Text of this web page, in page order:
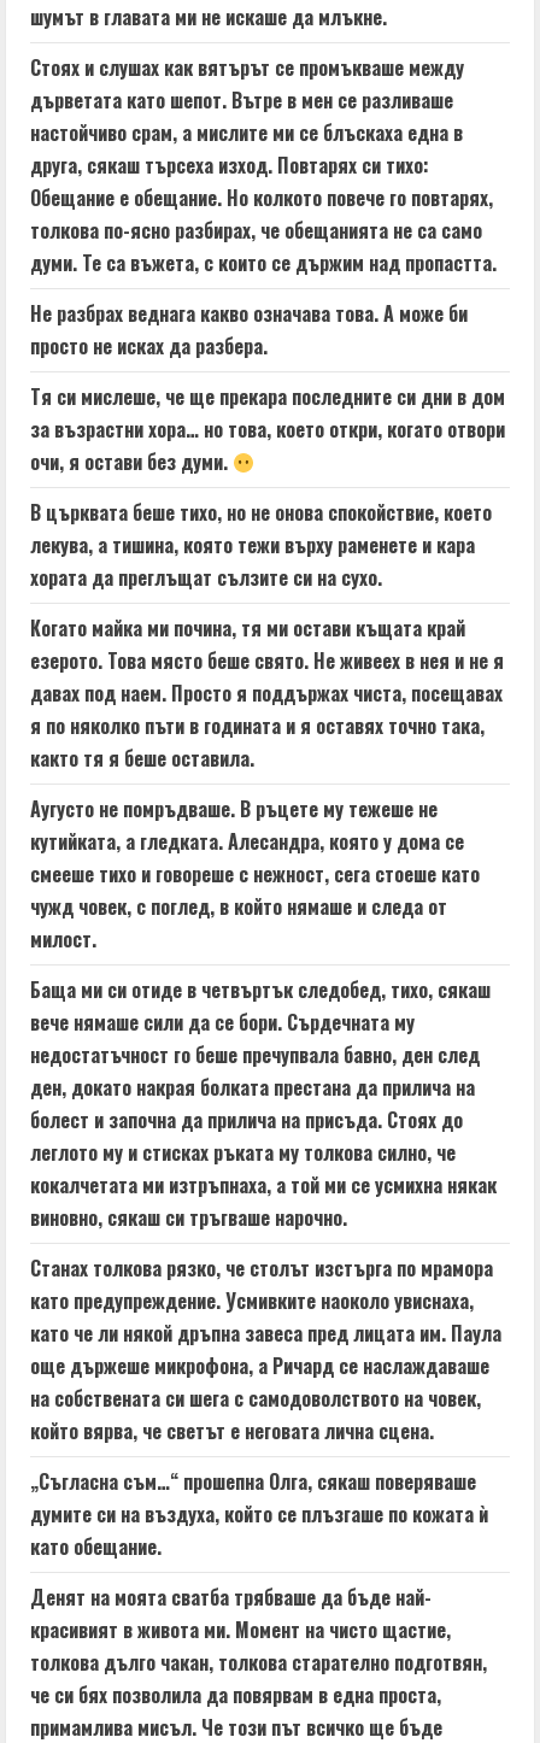
шумът в главата ми не искаше да млъкне.
Стоях и слушах как вятърът се промъкваше между
дърветата като шепот. Вътре в мен се разливаше
настойчиво срам, а мислите ми се блъскаха една в
друга, сякаш търсеха изход. Повтарях си тихо:
Обещание е обещание. Но колкото повече го повтарях,
толкова по-ясно разбирах, че обещанията не са само
думи. Те са въжета, с които се държим над пропастта.
Не разбрах веднага какво означава това. А може би
просто не исках да разбера.
Тя си мислеше, че ще прекара последните си дни в дом
за възрастни хора… но това, което откри, когато отвори
очи, я остави без думи.
В църквата беше тихо, но не онова спокойствие, което
лекува, а тишина, която тежи върху раменете и кара
хората да преглъщат сълзите си на сухо.
Когато майка ми почина, тя ми остави къщата край
езерото. Това място беше свято. Не живеех в нея и не я
давах под наем. Просто я поддържах чиста, посещавах
я по няколко пъти в годината и я оставях точно така,
както тя я беше оставила.
Аугусто не помръдваше. В ръцете му тежеше не
кутийката, а гледката. Алесандра, която у дома се
смееше тихо и говореше с нежност, сега стоеше като
чужд човек, с поглед, в който нямаше и следа от
милост.
Баща ми си отиде в четвъртък следобед, тихо, сякаш
вече нямаше сили да се бори. Сърдечната му
недостатъчност го беше пречупвала бавно, ден след
ден, докато накрая болката престана да прилича на
болест и започна да прилича на присъда. Стоях до
леглото му и стисках ръката му толкова силно, че
кокалчетата ми изтръпнаха, а той ми се усмихна някак
виновно, сякаш си тръгваше нарочно.
Станах толкова рязко, че столът изстърга по мрамора
като предупреждение. Усмивките наоколо увиснаха,
като че ли някой дръпна завеса пред лицата им. Паула
още държеше микрофона, а Ричард се наслаждаваше
на собствената си шега с самодоволството на човек,
който вярва, че светът е неговата лична сцена.
„Съгласна съм…“ прошепна Олга, сякаш поверяваше
думите си на въздуха, който се плъзгаше по кожата ѝ
като обещание.
Денят на моята сватба трябваше да бъде най-
красивият в живота ми. Момент на чисто щастие,
толкова дълго чакан, толкова старателно подготвян,
че си бях позволила да повярвам в една проста,
примамлива мисъл. Че този път всичко ще бъде